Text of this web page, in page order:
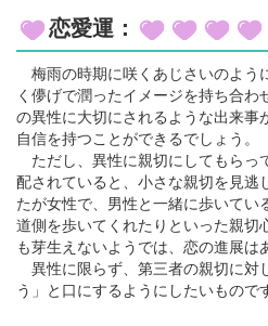
恋愛運：
梅雨の時期に咲くあじさいのよう
く儚げで潤ったイメージを持ち合わ
の異性に大切にされるような出来事
自信を持つことができるでしょう。
ただし、異性に親切にしてもら
配されていると、小さな親切を見逃
たが女性で、男性と一緒に歩いてい
道側を歩いてくれたりといった親切
も芽生えないようでは、恋の進展は
異性に限らず、第三者の親切に対
う」と口にするようにしたいもので